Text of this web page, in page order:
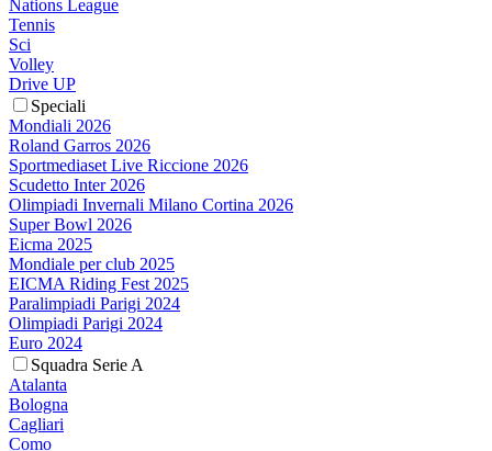
Nations League
Tennis
Sci
Volley
Drive UP
Speciali
Mondiali 2026
Roland Garros 2026
Sportmediaset Live Riccione 2026
Scudetto Inter 2026
Olimpiadi Invernali Milano Cortina 2026
Super Bowl 2026
Eicma 2025
Mondiale per club 2025
EICMA Riding Fest 2025
Paralimpiadi Parigi 2024
Olimpiadi Parigi 2024
Euro 2024
Squadra Serie A
Atalanta
Bologna
Cagliari
Como